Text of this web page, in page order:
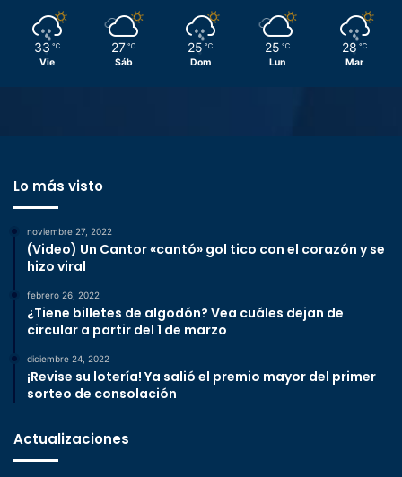
33 ℃
Vie
27 ℃
Sáb
25 ℃
Dom
25 ℃
Lun
28 ℃
Mar
Lo más visto
noviembre 27, 2022
(Video) Un Cantor «cantó» gol tico con el corazón y se
hizo viral
febrero 26, 2022
¿Tiene billetes de algodón? Vea cuáles dejan de
circular a partir del 1 de marzo
diciembre 24, 2022
¡Revise su lotería! Ya salió el premio mayor del primer
sorteo de consolación
Actualizaciones